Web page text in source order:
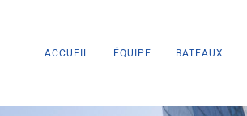
ACCUEIL ÉQUIPE BATEAUX